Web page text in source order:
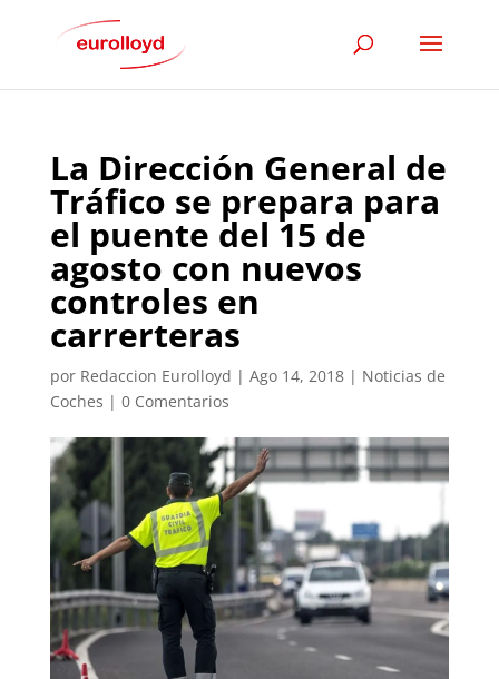
La Dirección General de
Tráfico se prepara para
el puente del 15 de
agosto con nuevos
controles en
carrerteras
por Redaccion Eurolloyd | Ago 14, 2018| Noticias de
Coches | 0 Comentarios